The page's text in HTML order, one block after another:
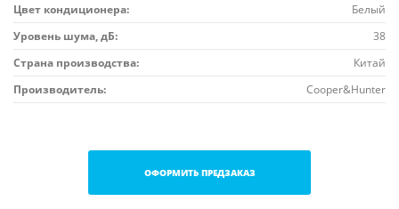
Цвет кондиционера:
Белый
Уровень шума, дБ:
38
Страна производства:
Китай
Производитель:
Cooper&Hunter
ОФОРМИТЬ ПРЕДЗАКАЗ